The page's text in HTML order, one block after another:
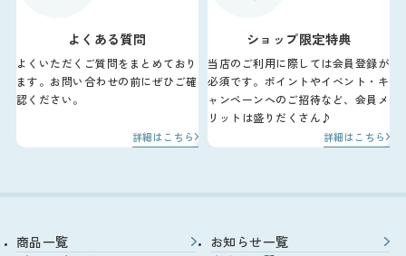
よくある質問
よくいただくご質問をまとめており
ます。お問い合わせの前にぜひご確
認ください。
詳細はこちら
ショップ限定特典
当店のご利用に際しては会員登録が
必須です。ポイントやイベント・キ
ャンペーンへのご招待など、会員メ
リットは盛りだくさん♪
詳細はこちら
商品一覧
お知らせ一覧